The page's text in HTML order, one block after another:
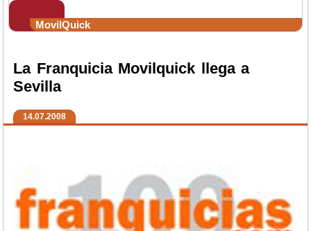
MovilQuick
La Franquicia Movilquick llega a
Sevilla
14.07.2008